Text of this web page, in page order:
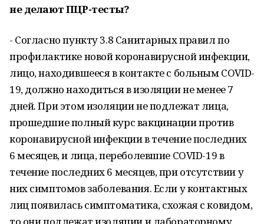
не делают ПЦР-тесты?
- Согласно пункту 3.8 Санитарных правил по
профилактике новой коронавирусной инфекции,
лицо, находившееся в контакте с больным COVID-
19, должно находиться в изоляции не менее 7
дней. При этом изоляции не подлежат лица,
прошедшие полный курс вакцинации против
коронавирусной инфекции в течение последних
6 месяцев, и лица, переболевшие COVID-19 в
течение последних 6 месяцев, при отсутствии у
них симптомов заболевания. Если у контактных
лиц появилась симптоматика, схожая с ковидом,